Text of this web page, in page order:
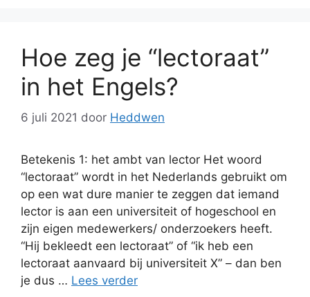
Hoe zeg je “lectoraat”
in het Engels?
6 juli 2021 door Heddwen
Betekenis 1: het ambt van lector Het woord
“lectoraat” wordt in het Nederlands gebruikt om
op een wat dure manier te zeggen dat iemand
lector is aan een universiteit of hogeschool en
zijn eigen medewerkers/ onderzoekers heeft.
“Hij bekleedt een lectoraat” of “ik heb een
lectoraat aanvaard bij universiteit X” – dan ben
je dus … Lees verder